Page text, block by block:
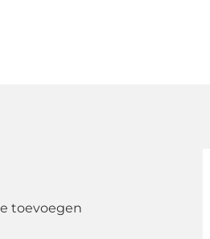
toevoegen